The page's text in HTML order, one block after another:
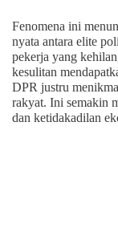
Fenomena ini
nyata antara elite
pekerja yang
kesulitan
DPR justru
rakyat. Ini semakin
dan ketidakadilan